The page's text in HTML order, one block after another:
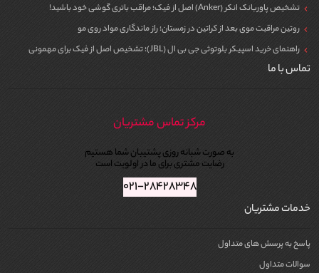
تشخیص پاوربانک انکر (Anker) اصل از فیک؛ مراقب باتری گوشی خود باشید!
روتین مراقبت موی بعد از کراتین در زمستان؛ راز ماندگاری مواد روی مو
راهنمای خرید اسپیکر بلوتوثی جی بی ال (JBL)؛ تشخیص اصل از فیک برای مهمونی
تماس با ما
مرکز تماس مشتریان
به صورت شبانه روزی پشتیبان شما هستیم
رضایت مشتری برای ما در اولویت است
۰۲۱-۲۸۴۲۸۳۴۸
خدمات مشتریان
پاسخ به پرسش های متداول
سوالات متداول